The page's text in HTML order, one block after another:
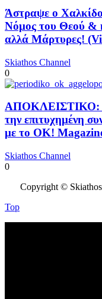
Άστραψε ο
Νόμος του Θεού &
αλλά Μάρτυρες!
Skiathos Channel
0
ΑΠΟΚΛΕΙΣΤΙΚΟ:
την επιτυχημένη
με το OK!
Skiathos Channel
0
Copyright ©
Top